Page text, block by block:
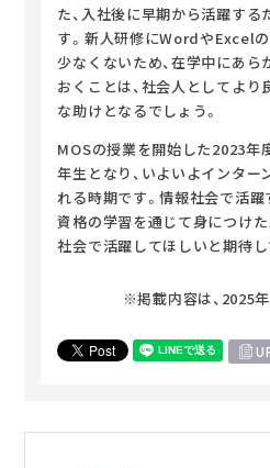
た、入社後に早期から活躍する
す。新人研修にWordやExcel
少なくないため、在学中にあ
おくことは、社会人としてより
な助けとなるでしょう。
MOSの授業を開始した2023年
年生となり、いよいよインタ
れる時期です。情報社会で活躍
資格の学習を通じて身につけ
社会で活躍してほしいと期待し
※掲載内容は、2025